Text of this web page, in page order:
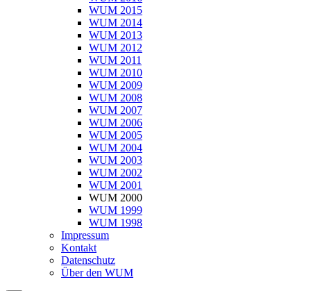
WUM 2015
WUM 2014
WUM 2013
WUM 2012
WUM 2011
WUM 2010
WUM 2009
WUM 2008
WUM 2007
WUM 2006
WUM 2005
WUM 2004
WUM 2003
WUM 2002
WUM 2001
WUM 2000
WUM 1999
WUM 1998
Impressum
Kontakt
Datenschutz
Über den WUM